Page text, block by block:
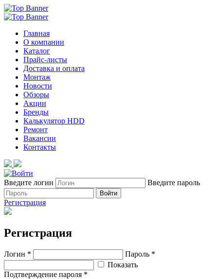
Главная
О компании
Каталог
Прайс-листы
Доставка и оплата
Монтаж
Новости
Обзоры
Акции
Бренды
Калькулятор HDD
Ремонт
Вакансии
Контакты
Введите логин Введите пароль
Войти
Регистрация
Регистрация
Логин *
Пароль *
Показать
Подтверждение пароля *